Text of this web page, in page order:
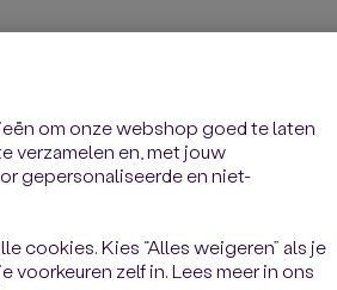
om onze webshop goed te laten
verzamelen en, met jouw
gepersonaliseerde en niet-
cookies. Kies “Alles weigeren” als je
zelf in. Lees meer in ons